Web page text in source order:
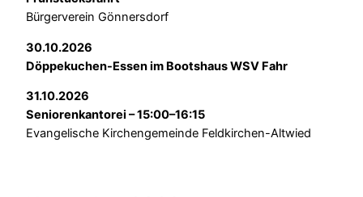
Bürgerverein Gönnersdorf
30.10.2026
Döppekuchen-Essen im Bootshaus WSV Fahr
31.10.2026
Seniorenkantorei – 15:00–16:15
Evangelische Kirchengemeinde Feldkirchen-Altwied